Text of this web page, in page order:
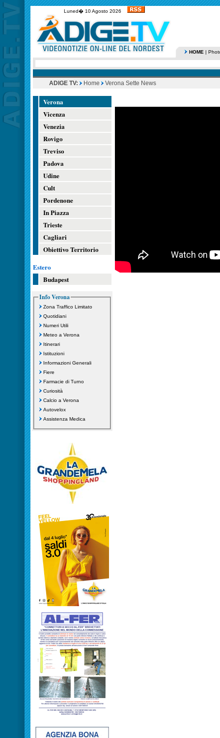
Luned� 10 Agosto 2026
HOME |
ADIGE TV: Home Verona Sette News
Verona
Vicenza
Venezia
Rovigo
Treviso
Padova
Udine
Cult
Pordenone
In Piazza
Trieste
Cagliari
Obiettivo Territorio
Estero
Budapest
Info Verona
Zona Traffico Limitato
Quotidiani
Numeri Utili
Meteo a Verona
Itinerari
Istituzioni
Informazioni Generali
Fiere
Farmacie di Turno
Curiosità
Calcio a Verona
Autovelox
Assistenza Medica